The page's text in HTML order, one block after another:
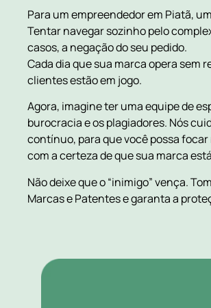
Para um empreendedor em Piatã,
Tentar navegar sozinho pelo
casos, a negação do seu pedido.
Cada dia que sua marca opera sem
clientes estão em jogo.
Agora, imagine ter uma equipe de
burocracia e os plagiadores. Nós
contínuo, para que você possa
com a certeza de que sua marca
Não deixe que o “inimigo” vença.
Marcas e Patentes e garanta a